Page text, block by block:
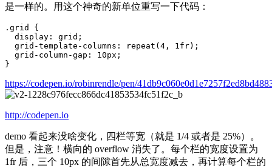
是一样的。用这个神奇的新单位重写一下代码：
.grid
{
display : grid ;
grid -template - columns : repeat ( 4 , 1 fr);
grid - column -gap : 10px ;
}
https://codepen.io/robinrendle/pen/
http://codepen.io
demo 看起来没啥变化，四栏等宽（就是 1/4 或者是 25%）。
但是，注意！横向的 overflow 消失了。每个栏的宽度设置为
1fr 后，三个 10px 的间隙首先从总宽度减去，再计算每个栏的